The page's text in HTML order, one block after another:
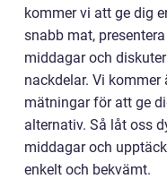
kommer vi att ge dig
snabb mat,
middagar och
nackdelar. Vi
mätningar för att ge
alternativ. Så låt oss
middagar och
enkelt och bekvämt.